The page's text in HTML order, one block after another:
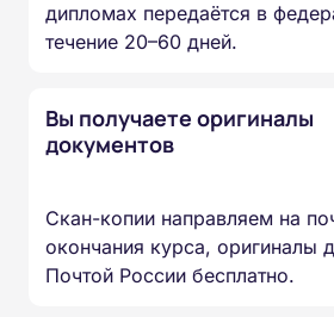
дипломах передаётся в
течение 20–60 дней.
Вы получаете оригиналы
документов
Скан-копии направляем на
окончания курса, оригиналы
Почтой России бесплатно.